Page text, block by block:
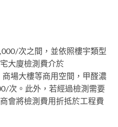
次之間，並依照樓宇類型
大廈檢測費介於
場大樓等商用空間，甲醛濃
次。此外，若經過檢測需要
會將檢測費用折抵於工程費